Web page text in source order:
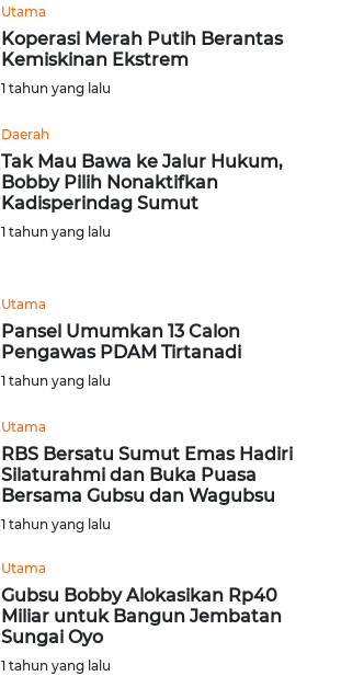
Utama
Koperasi Merah Putih Berantas
Kemiskinan Ekstrem
1 tahun yang lalu
Daerah
Tak Mau Bawa ke Jalur Hukum,
Bobby Pilih Nonaktifkan
Kadisperindag Sumut
1 tahun yang lalu
Utama
Pansel Umumkan 13 Calon
Pengawas PDAM Tirtanadi
1 tahun yang lalu
Utama
RBS Bersatu Sumut Emas Hadiri
Silaturahmi dan Buka Puasa
Bersama Gubsu dan Wagubsu
1 tahun yang lalu
Utama
Gubsu Bobby Alokasikan Rp40
Miliar untuk Bangun Jembatan
Sungai Oyo
1 tahun yang lalu